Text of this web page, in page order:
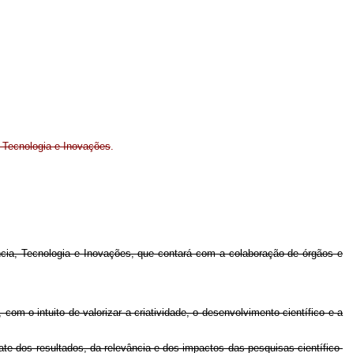
e Inovações.
Tecnologia e Inovações, que contará com a colaboração de órgãos e
o intuito de valorizar a criatividade, o desenvolvimento científico e a
dos resultados, da relevância e dos impactos das pesquisas científico-